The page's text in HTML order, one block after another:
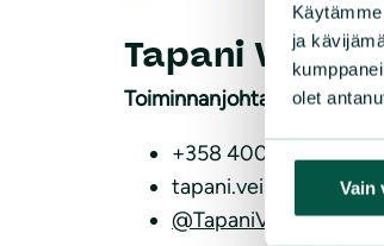
ja
olet
Vain
Toiminnanjohtaja
Tapani
+358 400 615 530
tapani.veistola(a)sll.fi
@TapaniVeistola